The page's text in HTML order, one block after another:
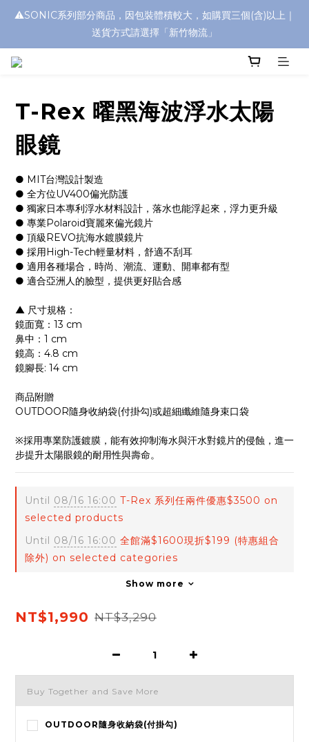
浮水太陽眼鏡🌊 全面升級新上市🎉
⚠️SONIC系列部分商品，因包裝體積較大，如購買三個(含)以上｜
送貨方式請選擇「新竹物流」
T-Rex 曜黑海波浮水太陽
眼鏡
● MIT台灣設計製造
● 全方位UV400偏光防護
● 獨家日本專利浮水材料設計，落水也能浮起來，浮力更升級
● 專業Polaroid寶麗來偏光鏡片
● 頂級REVO抗海水鍍膜鏡片
● 採用High-Tech輕量材料，舒適不刮耳
● 適用各種場合，時尚、潮流、運動、開車都有型
● 適合亞洲人的臉型，提供更好貼合感
▲ 尺寸規格：
鏡面寬：13 cm
鼻中：1 cm
鏡高：4.8 cm
鏡腳長: 14 cm
商品附贈
OUTDOOR隨身收納袋(付掛勾)或超細纖維隨身束口袋
※採用專業防護鍍膜，能有效抑制海水與汗水對鏡片的侵蝕，進一
步提升太陽眼鏡的耐用性與壽命。
Until 08/16 16:00 T-Rex 系列任兩件優惠$3500 on
selected products
Until 08/16 16:00 全館滿$1600現折$199 (特惠組合
除外) on selected categories
Show more
NT$1,990 NT$3,290
Buy Together and Save More
OUTDOOR隨身收納袋(付掛勾)